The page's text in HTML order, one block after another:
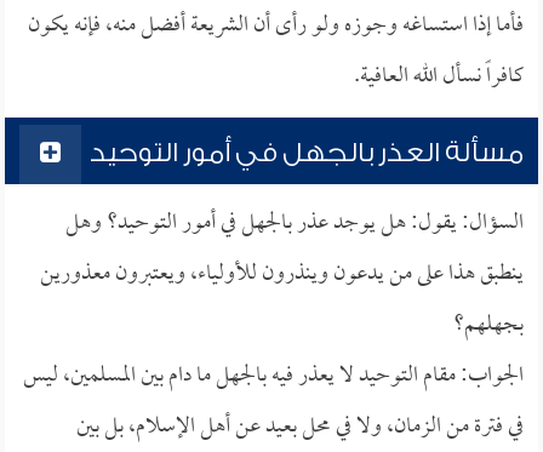
فأما إذا استساغه وجوزه ولو رأى أن الشريعة أفضل منه، فإنه يكون
كافراً نسأل الله العافية.
مسألة العذر بالجهل في أمور التوحيد
السؤال: يقول: هل يوجد عذر بالجهل في أمور التوحيد؟ وهل
ينطبق هذا على من يدعون وينذرون للأولياء، ويعتبرون معذورين
بجهلهم؟
الجواب: مقام التوحيد لا يعذر فيه بالجهل ما دام بين المسلمين، ليس
في فترة من الزمان، ولا في محل بعيد عن أهل الإسلام، بل بين